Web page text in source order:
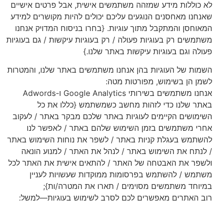
לא כוללות מידע שמזהה משתמשים אישית, אבל פרטים אישיים
שאנחנו מאחסנים הנוגעים עליכם יכולים להיות מקושרים למידע
המאוחסן והמתקבל מתוך עוגיות. {בחרו בניסוח המדויק אנחנו
משתמשים רק בעוגיות פעולה / רק בעוגיות עיקשות / גם בעוגיות
פעולה וגם בעוגיות עיקשות באתר שלנו.}
השמות של העוגיות בהן אנחנו משתמשים באתר שלנו, והמטרות
לשמן הן בשימוש, מפורטות מטה:
אנחנו משתמשים בשירותי Google Analytics ו-Adwords
באתר שלנו כדי לזהות מחשב כשמשתמש {כללו את כל
השימושים הקיימים לעוגיות באתר שלכם מבקר באתר / לעקוב
אחרי משתמשים בזמן השימוש שלהם באתר / לאפשר לנו
להשתמש בעגלת קניות באתר / לשפר את נוחות השימוש באתר
/ לנתח את השימוש באתר / לנהל את האתר / למנוע הונאה
ולשפר את האבטחה של האתר / להתאים אישית את האתר לכל
משתמש / להשתמש בפרסומות ממוקדות שעשויות לעניין
במיוחד משתמשים מסוימים / תארו את המטרה/ות};
רוב האתרים מאפשרים לכם לסרב לשימוש בעוגיות—למשל: